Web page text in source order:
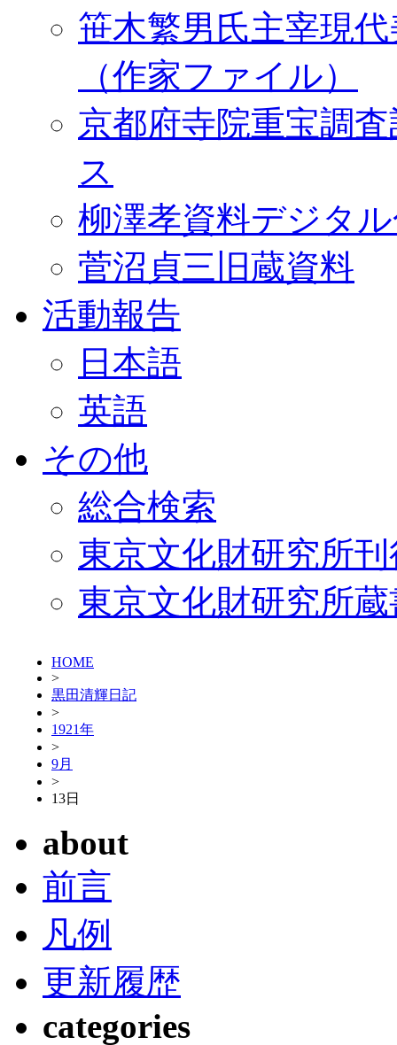
笹木繁男氏主宰現
（作家ファイル）
京都府寺院重宝調
ス
柳澤孝資料デジタ
菅沼貞三旧蔵資料
活動報告
日本語
英語
その他
総合検索
東京文化財研究所
東京文化財研究所
HOME
>
黒田清輝日記
>
1921年
>
9月
>
13日
about
前言
凡例
更新履歴
categories